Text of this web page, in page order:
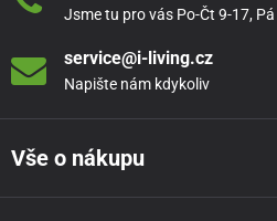
Jsme tu pro vás Po-Čt 9-17,
service@i-living.cz
Napište nám kdykoliv
Vše o nákupu